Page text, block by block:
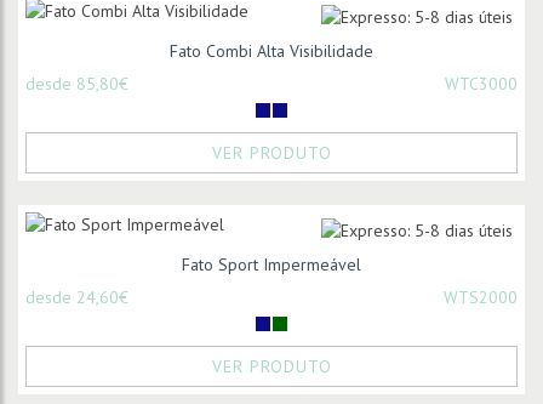
Fato Combi Alta Visibilidade
desde 85,80€
WTC3000
VER PRODUTO
Fato Sport Impermeável
desde 24,60€
WTS2000
VER PRODUTO